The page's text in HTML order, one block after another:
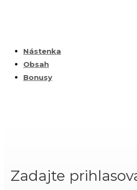
Nástenka
Obsah
Bonusy
Zadajte